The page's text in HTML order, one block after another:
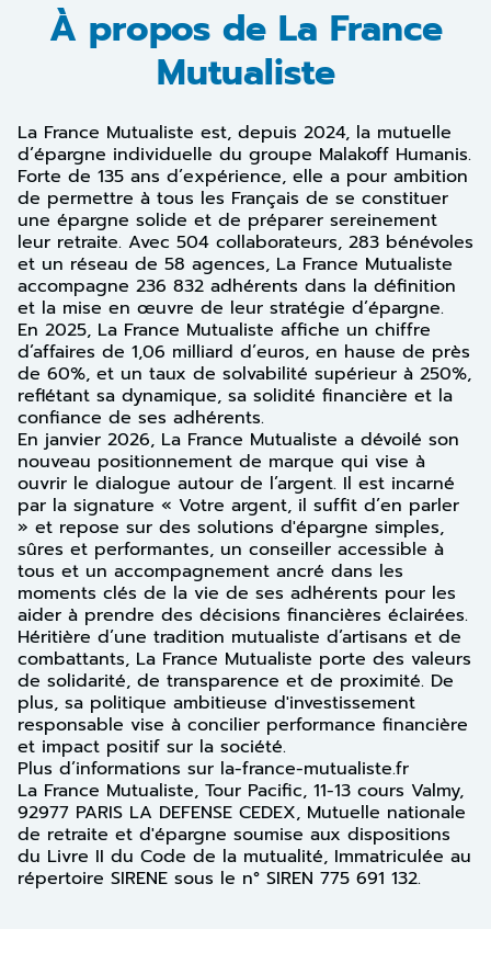
À propos de La France
Mutualiste
La France Mutualiste est, depuis 2024, la mutuelle
d’épargne individuelle du groupe Malakoff Humanis.
Forte de 135 ans d’expérience, elle a pour ambition
de permettre à tous les Français de se constituer
une épargne solide et de préparer sereinement
leur retraite. Avec 504 collaborateurs, 283 bénévoles
et un réseau de 58 agences, La France Mutualiste
accompagne 236 832 adhérents dans la définition
et la mise en œuvre de leur stratégie d’épargne.
En 2025, La France Mutualiste affiche un chiffre
d’affaires de 1,06 milliard d’euros, en hause de près
de 60%, et un taux de solvabilité supérieur à 250%,
reflétant sa dynamique, sa solidité financière et la
confiance de ses adhérents.
En janvier 2026, La France Mutualiste a dévoilé son
nouveau positionnement de marque qui vise à
ouvrir le dialogue autour de l’argent. Il est incarné
par la signature « Votre argent, il suffit d’en parler
» et repose sur des solutions d'épargne simples,
sûres et performantes, un conseiller accessible à
tous et un accompagnement ancré dans les
moments clés de la vie de ses adhérents pour les
aider à prendre des décisions financières éclairées.
Héritière d’une tradition mutualiste d’artisans et de
combattants, La France Mutualiste porte des valeurs
de solidarité, de transparence et de proximité. De
plus, sa politique ambitieuse d'investissement
responsable vise à concilier performance financière
et impact positif sur la société.
Plus d’informations sur la-france-mutualiste.fr
La France Mutualiste, Tour Pacific, 11-13 cours Valmy,
92977 PARIS LA DEFENSE CEDEX, Mutuelle nationale
de retraite et d'épargne soumise aux dispositions
du Livre II du Code de la mutualité, Immatriculée au
répertoire SIRENE sous le n° SIREN 775 691 132.